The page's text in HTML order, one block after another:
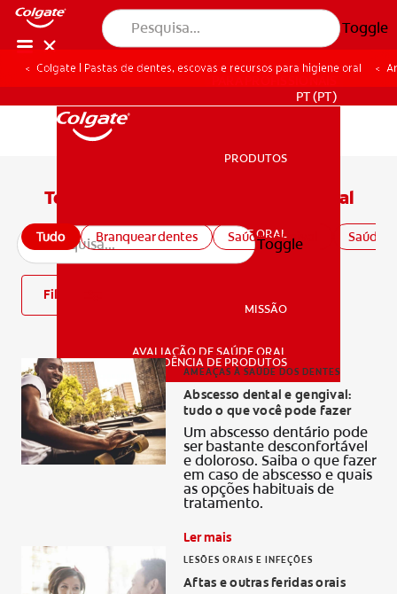
Toggle
SAÚDE ORAL
AVALIAÇÃO DE SAÚDE ORAL
CORRESPONDÊNCIA DE PRODUTOS
PT (PT)
PRODUTOS
SAÚDE ORAL
MISSÃO
AVALIAÇÃO DE SAÚDE ORAL
CORRESPONDÊNCIA DE PRODUTOS
Toggle
Colgate | Pastas de dentes, escovas e recursos para higiene oral
Todos os conteúdos sobre saúde oral
Tudo Branquear dentes Saúde gengival Saúde
Filtro
AMEAÇAS À SAÚDE DOS DENTES
Abscesso dental e gengival:
tudo o que você pode fazer
Um abscesso dentário pode
ser bastante desconfortável
e doloroso. Saiba o que fazer
em caso de abscesso e quais
as opções habituais de
tratamento.
Ler mais
LESÕES ORAIS E INFEÇÕES
Aftas e outras feridas orais